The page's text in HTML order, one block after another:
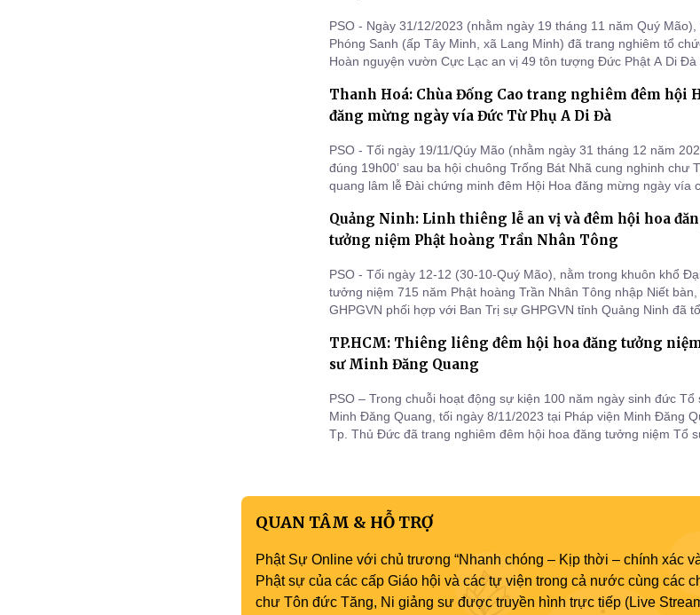
PSO - Ngày 31/12/2023 (nhằm ngày 19 tháng 11 năm Quý Mão),
Phóng Sanh (ấp Tây Minh, xã Lang Minh) đã trang nghiêm tổ
Hoàn nguyện vườn Cực Lạc an vị 49 tôn tượng Đức Phật A Di Đà
Thanh Hoá: Chùa Đống Cao trang nghiêm đêm hội
đăng mừng ngày vía Đức Từ Phụ A Di Đà
PSO - Tối ngày 19/11/Qúy Mão (nhằm ngày 31 tháng 12 năm
đúng 19h00’ sau ba hội chuông Trống Bát Nhã cung nghinh chư
quang lâm lễ Đài chứng minh đêm Hội Hoa đăng mừng ngày vía
Quảng Ninh: Linh thiêng lễ an vị và đêm hội hoa
tưởng niệm Phật hoàng Trần Nhân Tông
PSO - Tối ngày 12-12 (30-10-Quý Mão), nằm trong khuôn khổ
tưởng niệm 715 năm Phật hoàng Trần Nhân Tông nhập Niết
GHPGVN phối hợp với Ban Trị sự GHPGVN tỉnh Quảng Ninh đã tổ
TP.HCM: Thiêng liêng đêm hội hoa đăng tưởng
sư Minh Đăng Quang
PSO – Trong chuỗi hoạt động sự kiện 100 năm ngày sinh đức Tổ
Minh Đăng Quang, tối ngày 8/11/2023 tại Pháp viện Minh Đăng
Tp. Thủ Đức đã trang nghiêm đêm hội hoa đăng tưởng niệm Tổ
QUAN TÂM & HỖ TRỢ
Phật Sự Online với chủ trương “Nhanh chóng – Kịp thời – chính xác
Phật sự của các cấp Giáo hội và các tự viện trong cả nước cùng các
chư Tôn đức Tăng, Ni giảng sư được truyền hình trực tiếp (Live